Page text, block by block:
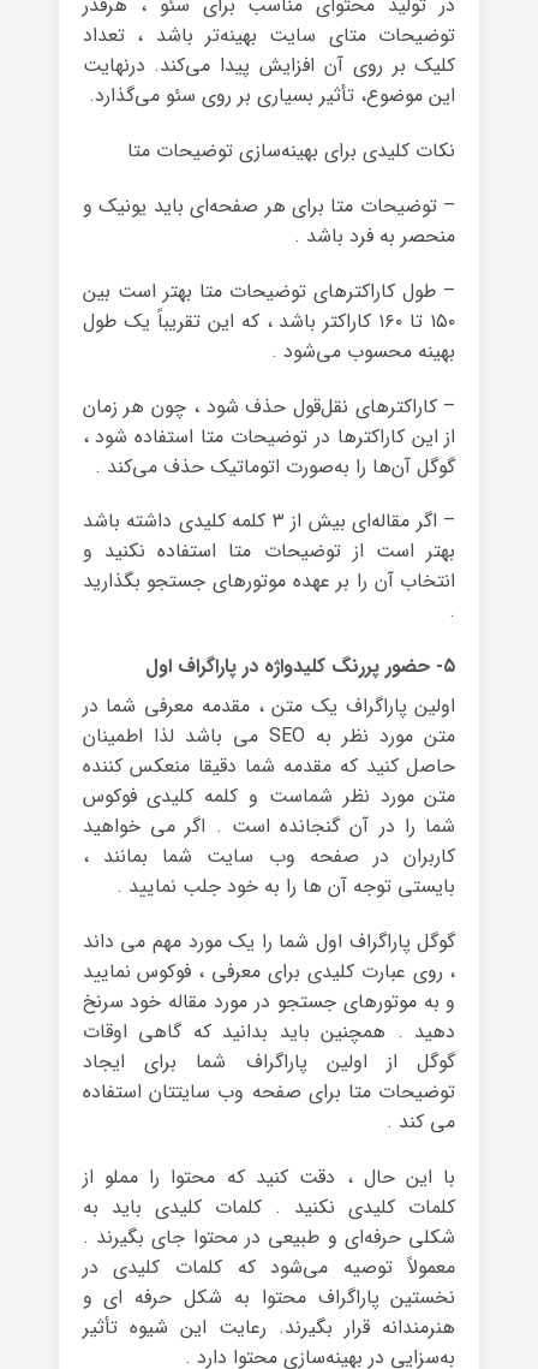
توضیحات متای سایت بهینه‌تر باشد ، تعداد
کلیک بر روی آن افزایش پیدا می‌کند. درنهایت
این موضوع، تأثیر بسیاری بر روی سئو می‌گذارد.
نکات کلیدی برای بهینه‌سازی توضیحات متا
– توضیحات متا برای هر صفحه‌ای باید یونیک و
منحصر به فرد باشد .
– طول کاراکترهای توضیحات متا بهتر است بین
۱۵۰ تا ۱۶۰ کاراکتر باشد ، که این تقریباً یک طول
بهینه محسوب می‌شود .
– کاراکترهای نقل‌قول حذف شود ، چون هر زمان
از این کاراکترها در توضیحات متا استفاده شود ،
گوگل آن‌ها را به‌صورت اتوماتیک حذف می‌کند .
– اگر مقاله‌ای بیش از ۳ کلمه کلیدی داشته باشد
بهتر است از توضیحات متا استفاده نکنید و
انتخاب آن را بر عهده موتورهای جستجو بگذارید
.
۵- حضور پررنگ کلیدواژه در پاراگراف اول
اولین پاراگراف یک متن ، مقدمه معرفی شما در
متن مورد نظر به SEO می باشد لذا اطمینان
حاصل کنید که مقدمه شما دقیقا منعکس کننده
متن مورد نظر شماست و کلمه کلیدی فوکوس
شما را در آن گنجانده است . اگر می خواهید
کاربران در صفحه وب سایت شما بمانند ،
بایستی توجه آن ها را به خود جلب نمایید .
گوگل پاراگراف اول شما را یک مورد مهم می داند
، روی عبارت کلیدی برای معرفی ، فوکوس نمایید
و به موتورهای جستجو در مورد مقاله خود سرنخ
دهید . همچنین باید بدانید که گاهی اوقات
گوگل از اولین پاراگراف شما برای ایجاد
توضیحات متا برای صفحه وب سایتتان استفاده
می کند .
با این حال ، دقت کنید که محتوا را مملو از
کلمات کلیدی نکنید . کلمات کلیدی باید به
شکلی حرفه‌ای و طبیعی در محتوا جای بگیرند .
معمولاً توصیه می‌شود که کلمات کلیدی در
نخستین پاراگراف محتوا به شکل حرفه ای و
هنرمندانه قرار بگیرند. رعایت این شیوه تأثیر
به‌سزایی در بهینه‌سازی محتوا دارد .